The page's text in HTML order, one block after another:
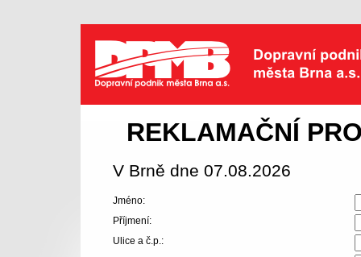
REKLAMAČNÍ
V Brně dne 07.08.2026
Jméno:
Příjmení:
Ulice a č.p.: